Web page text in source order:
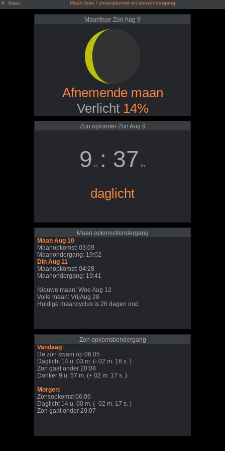
X Sluiten Maan-fase / zonsopkomst en zonsondergang
Maanfase Zon Aug 9
Afnemende maan
Verlicht 14%
Zon op/onder Zon Aug 9
9 u. : 37 m.
daglicht
Maan opkomst/ondergang
Maan Aug 10
Maanopkomst: 03:09
Maanondergang: 19:02
Din Aug 11
Maanopkomst: 04:28
Maanondergang: 19:41
Nieuwe maan: Woe Aug 12
Volle maan: VrijAug 28
Huidige maancyclus is 26 dagen oud
Zon opkomst/ondergang
Vandaag:
De zon kwam op 06:05
Daglicht 14 u. 03 m. (- 02 m. 16 s. )
Zon gaat onder 20:08
Donker 9 u. 57 m. (+ 02 m. 17 s. )
Morgen:
Zonsopkomst 06:06
Daglicht 14 u. 00 m. (- 02 m. 17 s. )
Zon gaat onder 20:07